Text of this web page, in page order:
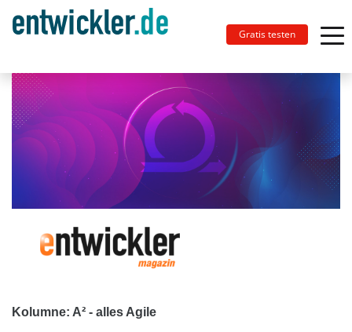
Gratis testen
Kolumne: A² - alles Agile